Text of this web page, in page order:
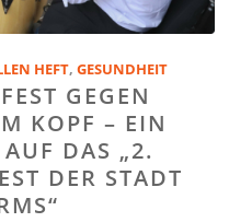
HEFT,GESUNDHEIT
GEGEN
KOPF – EIN
DAS „2.
DER STADT